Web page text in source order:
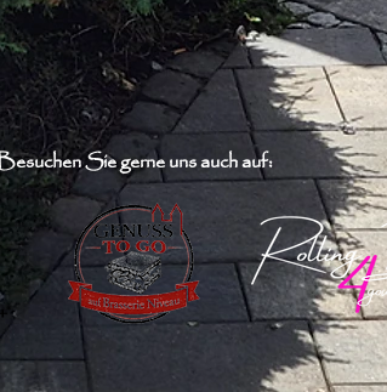
Sie gerne uns auch auf: